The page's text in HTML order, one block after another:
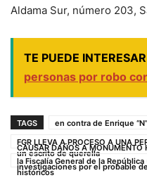
Aldama Sur, número 203,
TE PUEDE INTERESAR
personas por robo
TAGS
en contra de Enrique “N”
FGR LLEVA A PROCESO A UNA
CAUSAR DAÑOS A
un escrito de querella
la Fiscalía General de la
investigaciones por el probable
históricos